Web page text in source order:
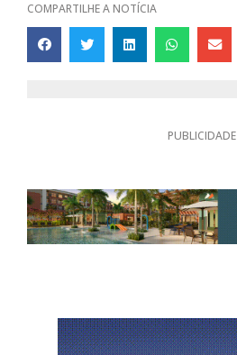
COMPARTILHE A NOTÍCIA
PUBLICIDADE